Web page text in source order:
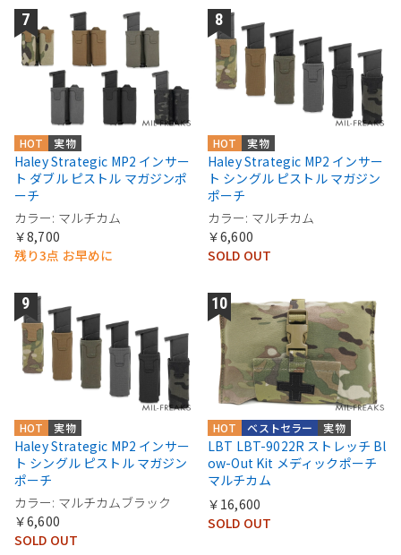
実物
HOT
Haley Strategic MP2 インサー
ト ダブル ピストル マガジンポ
ーチ
カラー: マルチカム
￥8,700
残り3点 お早めに
実物
HOT
Haley Strategic MP2 インサー
ト シングル ピストル マガジン
ポーチ
カラー: マルチカム
￥6,600
SOLD OUT
実物
HOT
Haley Strategic MP2 インサー
ト シングル ピストル マガジン
ポーチ
カラー: マルチカムブラック
￥6,600
SOLD OUT
実物
ベストセラー
HOT
LBT LBT-9022R ストレッチ Bl
ow-Out Kit メディックポーチ
マルチカム
￥16,600
SOLD OUT